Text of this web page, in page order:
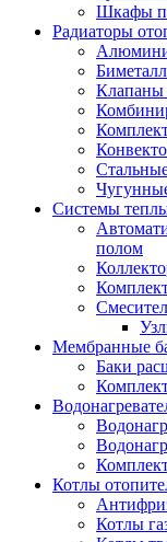
Шкафы
Радиаторы
Клапаны
Системы
полом
Мембранные
Баки
Котлы
Котлы